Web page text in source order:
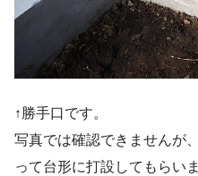
↑勝手口です。
写真では確認できませんが
って台形に打設してもらい